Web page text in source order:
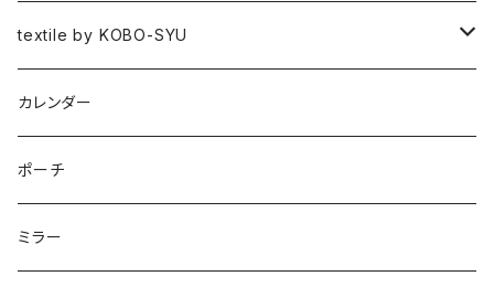
図録
textile by KOBO-SYU
HISASHI IGARASHI
カレンダー
ポーチ
ミラー